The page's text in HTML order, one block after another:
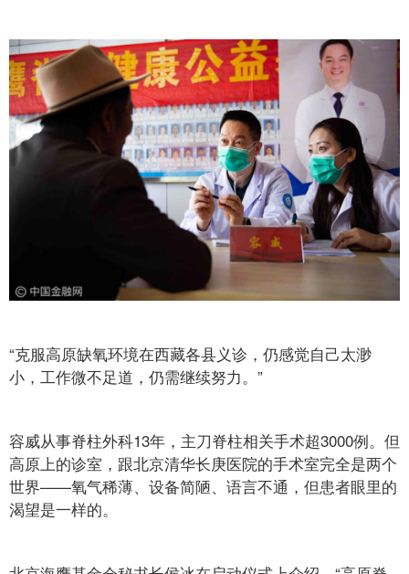
“克服高原缺氧环境在西藏各县义诊，仍感觉自己太渺
小，工作微不足道，仍需继续努力。”
容威从事脊柱外科13年，主刀脊柱相关手术超3000例。但
高原上的诊室，跟北京清华长庚医院的手术室完全是两个
世界——氧气稀薄、设备简陋、语言不通，但患者眼里的
渴望是一样的。